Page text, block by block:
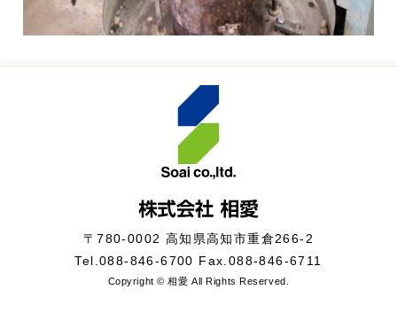
〒780-0002 高知県高知市重倉266-2
Tel.088-846-6700 Fax.088-846-6711
Copyright © 相愛 All Rights Reserved.